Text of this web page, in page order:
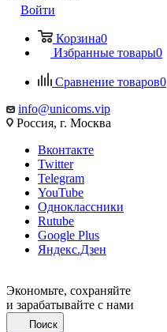
Войти
Корзина0
Избранные товары0
Сравнение товаров0
info@unicoms.vip
Россия, г. Москва
Вконтакте
Twitter
Telegram
YouTube
Одноклассники
Rutube
Google Plus
Яндекс.Дзен
Экономьте, сохраняйте
и зарабатывайте с нами
Поиск